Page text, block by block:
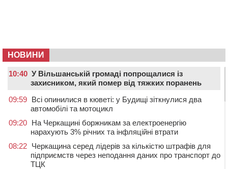
НОВИНИ
10:40 У Вільшанській громаді попрощалися із
захисником, який помер від тяжких поранень
09:59 Всі опинилися в кюветі: у Будищі зіткнулися два
автомобілі та мотоцикл
09:20 На Черкащині боржникам за електроенергію
нарахують 3% річних та інфляційні втрати
08:22 Черкащина серед лідерів за кількістю штрафів для
підприємств через неподання даних про транспорт до
ТЦК